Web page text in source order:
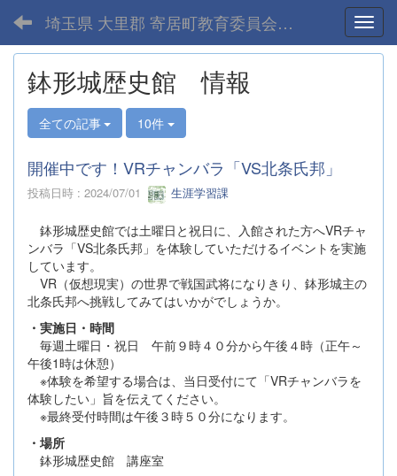
埼玉県 大里郡 寄居町教育委員会-home
鉢形城歴史館 情報
全ての記事 10件
開催中です！VRチャンバラ「VS北条氏邦」
投稿日時 : 2024/07/01 生涯学習課
鉢形城歴史館では土曜日と祝日に、入館された方へVRチャ
ンバラ「VS北条氏邦」を体験していただけるイベントを実施
しています。
VR（仮想現実）の世界で戦国武将になりきり、鉢形城主の
北条氏邦へ挑戦してみてはいかがでしょうか。
・実施日・時間
毎週土曜日・祝日 午前９時４０分から午後４時（正午～
午後1時は休憩）
※体験を希望する場合は、当日受付にて「VRチャンバラを
体験したい」旨を伝えてください。
※最終受付時間は午後３時５０分になります。
・場所
鉢形城歴史館 講座室